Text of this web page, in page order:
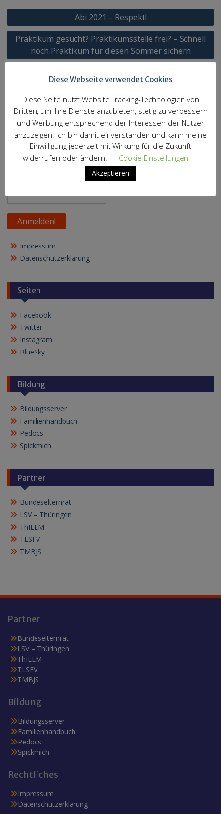
Beitragsnavigation
Abi 2021 – Respekt!
Praktikum gesucht? Praktikumsstelle frei? – Schnell
noch Praktikum für diesen Sommer sichern
Abonniere unseren Newsletter
Vorname
Nachname
Impressum
Datenschutzerklärung
Seiten
Facebook
Twitter
Instagram
BlueSky
Bildung
Bildungsserver
Familienhandbuch
Pedocs
Spickmich
Partner
Bundeselternrat
LSV – Thüringen
ThILLM
TLSFV
TMBJS
Partner
Bundeselternrat
LSV – Thüringen
ThILLM
TLSFV
TMBJS
Bildung
Bildungsserver
Familienhandbuch
Pedocs
Spickmich
Rechtliches
Impressum
Datenschutzerklärung
Diese Webseite verwendet Cookies
Diese Seite nutzt Website Tracking-Technologien von
Dritten, um ihre Dienste anzubieten, stetig zu verbessern
und Werbung entsprechend der Interessen der Nutzer
anzuzeigen. Ich bin damit einverstanden und kann meine
Einwilligung jederzeit mit Wirkung für die Zukunft
widerrufen oder ändern.
Cookie Einstellungen
Akzeptieren